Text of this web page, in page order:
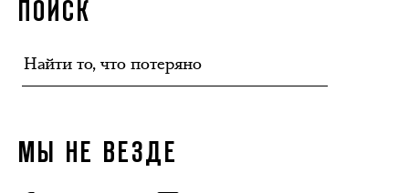
ПОИСК
МЫ НЕ ВЕЗДЕ